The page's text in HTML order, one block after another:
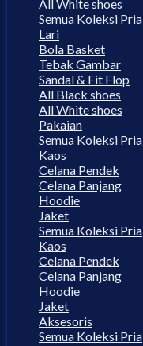
All White shoes
Semua Koleksi Pria
Lari
Bola Basket
Tebak Gambar
Sandal & Fit Flop
All Black shoes
All White shoes
Pakaian
Semua Koleksi Pria
Kaos
Celana Pendek
Celana Panjang
Hoodie
Jaket
Semua Koleksi Pria
Kaos
Celana Pendek
Celana Panjang
Hoodie
Jaket
Aksesoris
Semua Koleksi Pria